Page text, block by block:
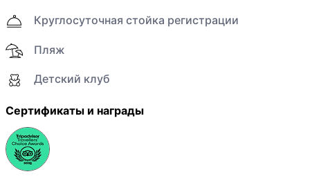
Круглосуточная стойка регистрации
Пляж
Детский клуб
Сертификаты и награды